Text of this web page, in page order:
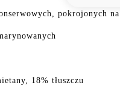
pokrojonych na
18% tłuszczu